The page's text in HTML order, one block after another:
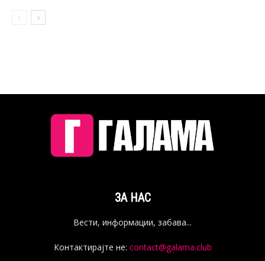
ЗА НАС
Вести, информации, забава...
Контактирајте не: contact@galama.club